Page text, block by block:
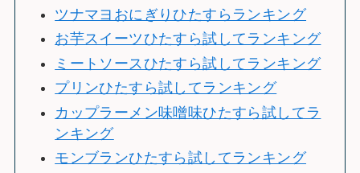
ツナマヨおにぎりひたすらランキング
お芋スイーツひたすら試してランキング
ミートソースひたすら試してランキング
プリンひたすら試してランキング
カップラーメン味噌味ひたすら試してラ
ンキング
モンブランひたすら試してランキング